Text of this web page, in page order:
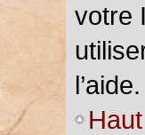
votre
l’aide.
Haut